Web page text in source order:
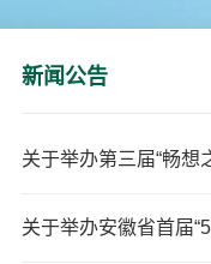
新闻公告
关于举办第三届“畅想
关于举办安徽省首届